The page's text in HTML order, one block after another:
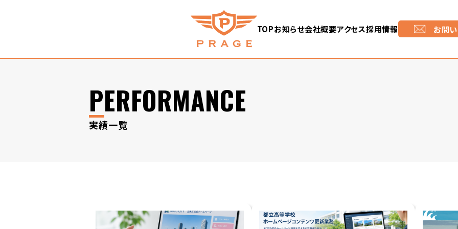
TOPお知らせ会社概要アクセス採用情報 お問
PERFORMANCE
実績一覧